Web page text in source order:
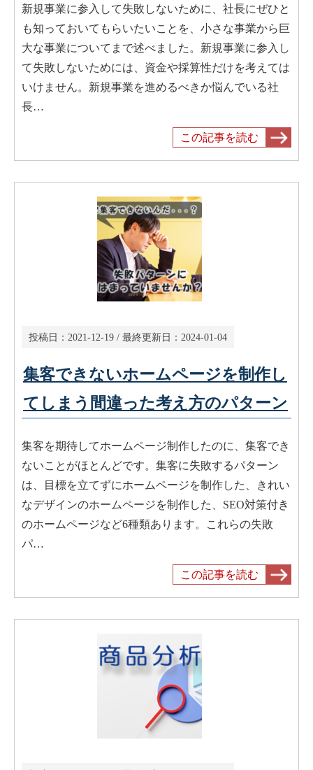
新規事業に参入して失敗しないために、社長にぜひと
も知っておいてもらいたいことを、小さな事業から巨
大な事業についてまで述べました。新規事業に参入し
て失敗しないためには、資金や採算性だけを考えては
いけません。新規事業を進めるべきか悩んでいる社
長…
この記事を読む
投稿日： 2021-12-19 / 最終更新日： 2024-01-04
集客できないホームページを制作し
てしまう間違った考え方のパターン
集客を期待してホームページ制作したのに、集客でき
ないことがほとんどです。集客に失敗するパターン
は、目標を立てずにホームページを制作した、きれい
なデザインのホームページを制作した、SEO対策付き
のホームページなど6種類あります。これらの失敗
パ…
この記事を読む